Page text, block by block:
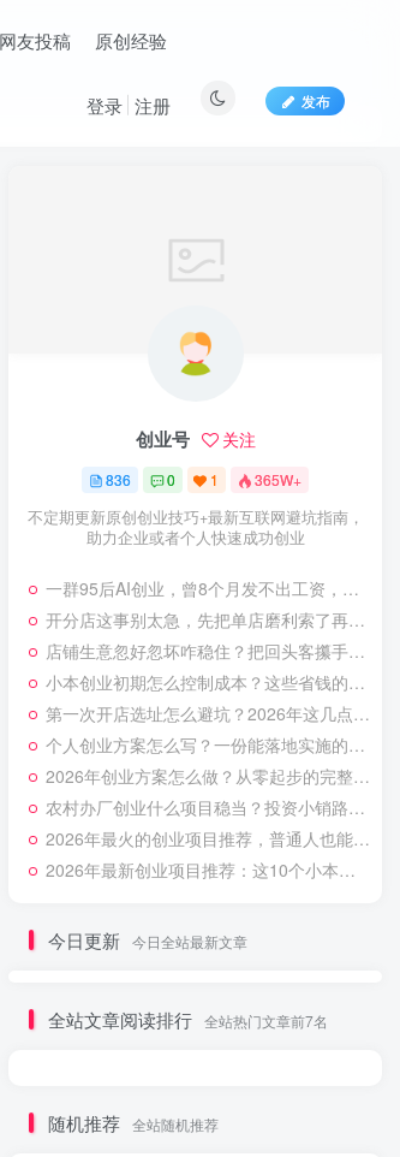
网友投稿 原创经验
发布
登录 注册
创业号 关注
836 0 1 365W+
不定期更新原创创业技巧+最新互联网避坑指南，
助力企业或者个人快速成功创业
一群95后AI创业，曾8个月发不出工资，借助直播电商重新翻盘
开分店这事别太急，先把单店磨利索了再动，过来人的血泪教训
店铺生意忽好忽坏咋稳住？把回头客攥手里比拉新更管用
小本创业初期怎么控制成本？这些省钱的实操经验别等亏了才懂！
第一次开店选址怎么避坑？2026年这几点经验让你少走弯路！
个人创业方案怎么写？一份能落地实施的计划指南
2026年创业方案怎么做？从零起步的完整规划步骤
农村办厂创业什么项目稳当？投资小销路好的3种加工门路
2026年最火的创业项目推荐，普通人也能月入过万的方向
2026年最新创业项目推荐：这10个小本生意投资小利润高
今日更新 今日全站最新文章
全站文章阅读排行 全站热门文章前7名
随机推荐 全站随机推荐